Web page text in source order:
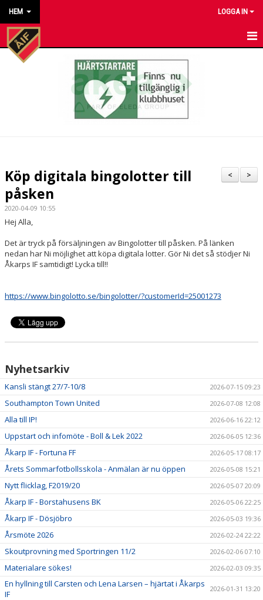
HEM LOGGA IN
HEM
KONTAKT ÅKARP IF
OM FÖRENINGEN
DOKUMENT
BESTÄLL VÅRA KLUBBKLÄDER
>
<
Köp digitala bingolotter till
påsken
2020-04-09 10:55
Hej Alla,
Det är tryck på försäljningen av Bingolotter till påsken. På länken
nedan har Ni möjlighet att köpa digitala lotter. Gör Ni det så stödjer Ni
Åkarps IF samtidigt! Lycka till!!
https://www.bingolotto.se/bingolotter/?customerId=25001273
Nyhetsarkiv
Kansli stängt 27/7-10/8 2026-07-15 09:23
Southampton Town United 2026-07-08 12:08
Alla till IP! 2026-06-16 22:12
Uppstart och infomöte - Boll & Lek 2022 2026-06-05 12:36
Åkarp IF - Fortuna FF 2026-05-17 08:17
Årets Sommarfotbollsskola - Anmälan är nu öppen 2026-05-08 15:21
Nytt flicklag, F2019/20 2026-05-07 20:09
Åkarp IF - Borstahusens BK 2026-05-06 22:25
Åkarp IF - Dösjöbro 2026-05-03 19:36
Årsmöte 2026 2026-02-24 22:22
Skoutprovning med Sportringen 11/2 2026-02-06 07:10
Materialare sökes! 2026-02-03 09:35
En hyllning till Carsten och Lena Larsen – hjärtat i Åkarps
IF
2026-01-31 13:20